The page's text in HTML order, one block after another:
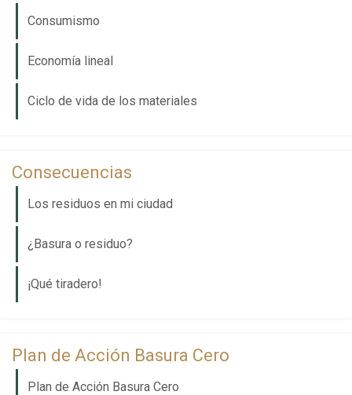
Consumismo
Economía lineal
Ciclo de vida de los materiales
Consecuencias
Los residuos en mi ciudad
¿Basura o residuo?
¡Qué tiradero!
Plan de Acción Basura Cero
Plan de Acción Basura Cero